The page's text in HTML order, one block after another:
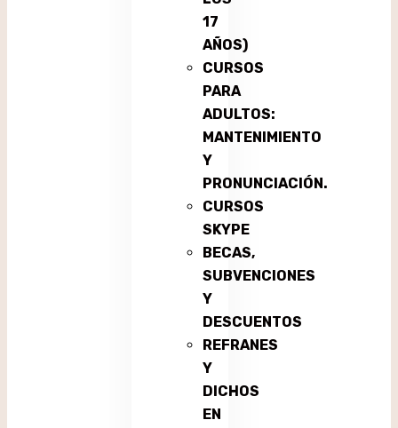
17
AÑOS)
CURSOS
PARA
ADULTOS:
MANTENIMIENTO
Y
PRONUNCIACIÓN.
CURSOS
SKYPE
BECAS,
SUBVENCIONES
Y
DESCUENTOS
REFRANES
Y
DICHOS
EN